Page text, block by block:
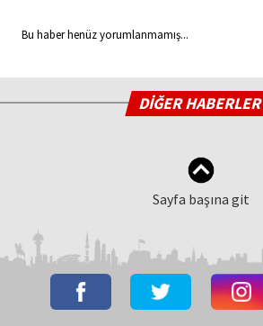
Bu haber henüz yorumlanmamış...
DİĞER HABERLER
Sayfa başına git